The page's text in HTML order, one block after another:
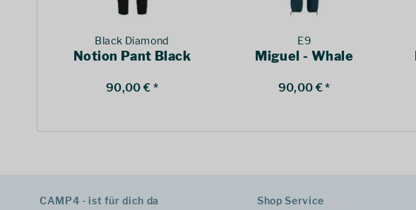
Black Diamond
Notion Pant Black
90,00 € *
E9
Miguel - Whale
90,00 € *
CAMP4 - ist für dich da Shop Service